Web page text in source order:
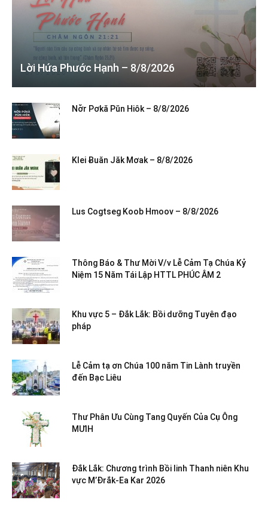
Lời Hứa Phước Hạnh – 8/8/2026
Nơ̆r Pơkă Pŭn Hiôk – 8/8/2026
Klei Ƀuăn Jăk Mơak – 8/8/2026
Lus Cogtseg Koob Hmoov – 8/8/2026
Thông Báo & Thư Mời V/v Lễ Cảm Tạ Chúa Kỷ
Niệm 15 Năm Tái Lập HTTL PHÚC ÂM 2
Khu vực 5 – Đắk Lắk: Bồi dưỡng Tuyên đạo
pháp
Lễ Cảm tạ ơn Chúa 100 năm Tin Lành truyền
đến Bạc Liêu
Thư Phân Ưu Cùng Tang Quyến Của Cụ Ông
MƯIH
Đắk Lắk: Chương trình Bồi linh Thanh niên Khu
vực M’Đrắk-Ea Kar 2026